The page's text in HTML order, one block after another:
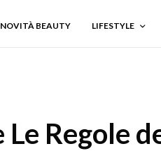
NOVITÀ BEAUTY LIFESTYLE
Le Regole